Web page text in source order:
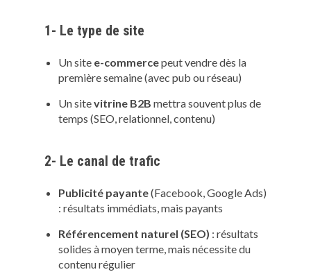
1- Le type de site
Un site e-commercepeut vendre dès la
première semaine (avec pub ou réseau)
Un sitevitrine B2B mettra souvent plus de
temps (SEO, relationnel, contenu)
2- Le canal de trafic
Publicité payante(Facebook, Google Ads)
: résultats immédiats, mais payants
Référencement naturel (SEO) : résultats
solides à moyen terme, mais nécessite du
contenu régulier